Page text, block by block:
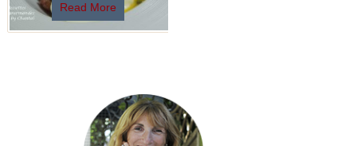
Read More